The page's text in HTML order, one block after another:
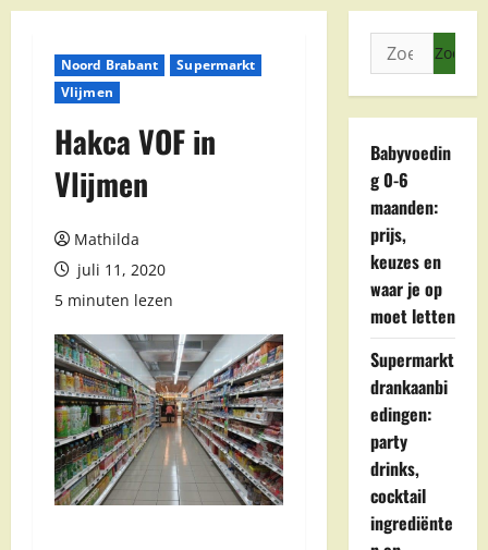
Noord Brabant
Supermarkt
Vlijmen
Hakca VOF in
Vlijmen
Mathilda
juli 11, 2020
5 minuten lezen
Zoeken
naar:
Babyvoedin
g 0-6
maanden:
prijs,
keuzes en
waar je op
moet letten
Supermarkt
drankaanbi
edingen:
party
drinks,
cocktail
ingrediënte